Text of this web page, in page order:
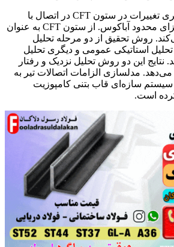
این مطالعه با در نظرگیری تغییرات در ستون CFT در اتصال با
استفاده از نرم افزار اجزای محدود آباکوس. از ستون CFT به عنوان
روش تحقیق از دو مرحله تحلیل
استاتیکی عمومی و دیگری تحلیل
نتایج این دو روش تحلیل نزدیک و رفتار
مدلسازی الزامات اتصالات تیر به
سیستم سازه‌ای قاب بتنی کامپوزیت
است.